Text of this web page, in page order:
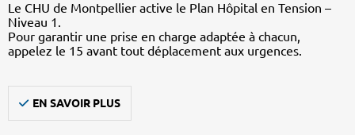
Le CHU de Montpellier active le Plan Hôpital en Tension –
Niveau 1.
Pour garantir une prise en charge adaptée à chacun,
appelez le 15 avant tout déplacement aux urgences.
EN SAVOIR PLUS